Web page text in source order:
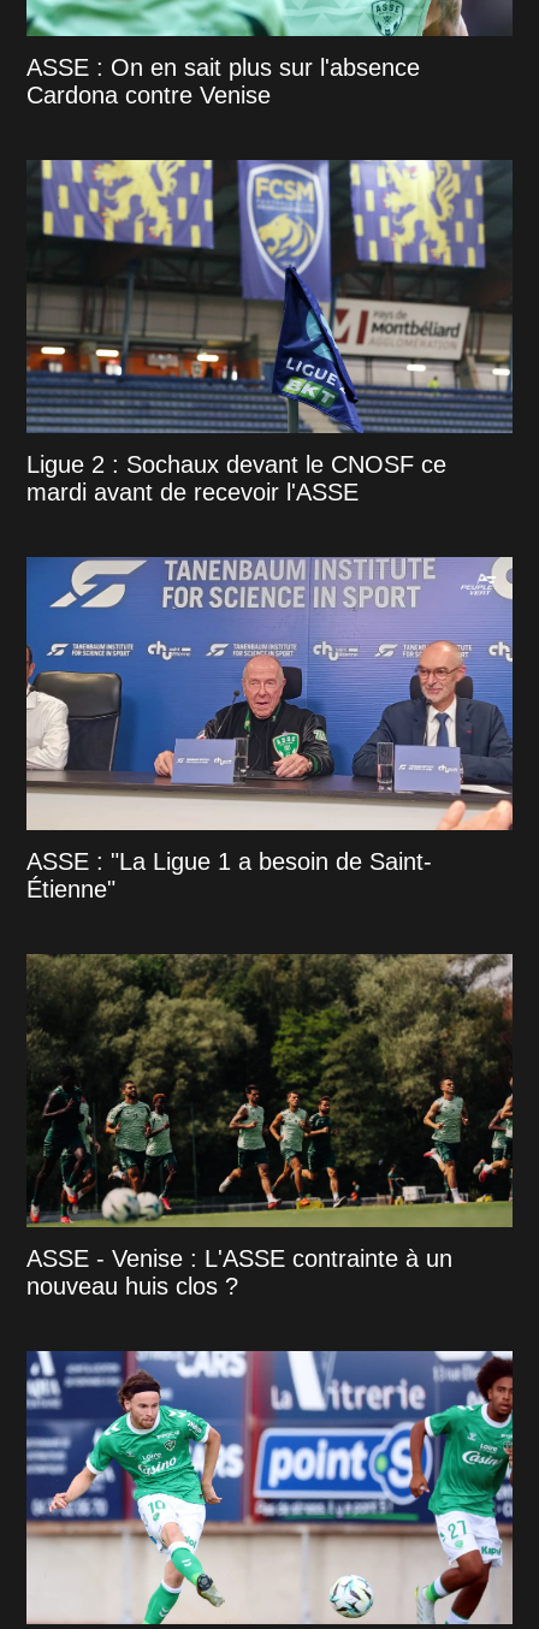
ASSE : On en sait plus sur l'absence
Cardona contre Venise
Ligue 2 : Sochaux devant le CNOSF ce
mardi avant de recevoir l'ASSE
ASSE : "La Ligue 1 a besoin de Saint-
Étienne"
ASSE - Venise : L'ASSE contrainte à un
nouveau huis clos ?